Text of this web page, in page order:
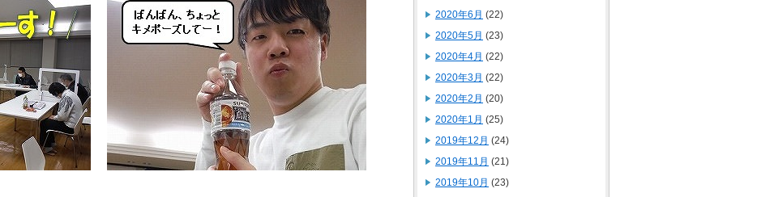
2020年6月 (22)
2020年5月 (23)
2020年4月 (22)
2020年3月 (22)
2020年2月 (20)
2020年1月 (25)
2019年12月 (24)
2019年11月 (21)
2019年10月 (23)